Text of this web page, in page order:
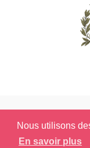
Nous utilisons
En savoir plus